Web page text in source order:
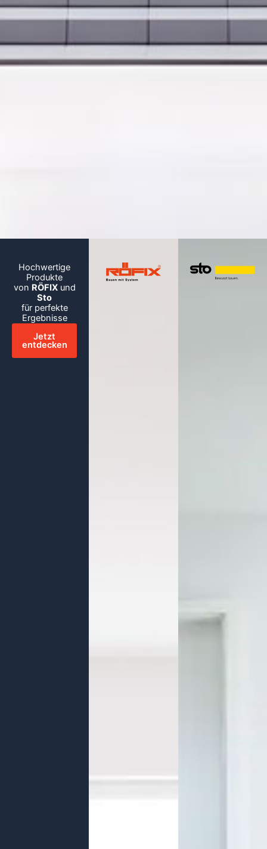
Hochwertige
Produkte
von RÖFIXund
Sto
für perfekte
Ergebnisse
Jetzt
entdecken